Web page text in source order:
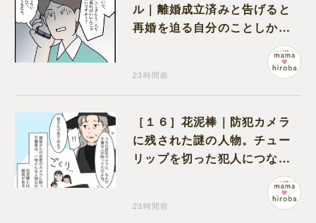
ル｜離婚成立済みと告げると
再婚を迫る自分のことしか考
23時間前
［１６］花泥棒｜防犯カメラ
に残された謎の人物。チュー
リップを切った犯人につなが
る証拠になるのか期待する
23時間前